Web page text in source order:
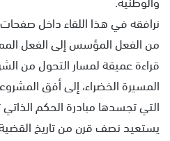
نرافقه في هذا اللقاء داخل
من الفعل المؤسس إلى الفعل
قراءة عميقة لمسار التحول من
المسيرة الخضراء، إلى أفق
التي تجسدها مبادرة الحكم